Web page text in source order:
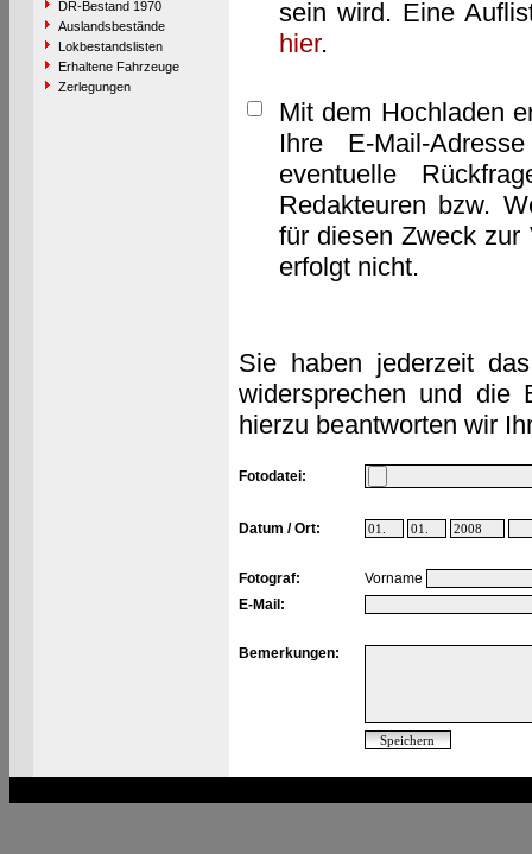
DR-Bestand 1970
Auslandsbestände
Lokbestandslisten
Erhaltene Fahrzeuge
Zerlegungen
sein wird. Eine
hier.
Mit dem Hochladen
Ihre E-Mail-
eventuelle
Redakteuren bzw.
für diesen Zweck zur
erfolgt nicht.
Sie haben jederzeit
widersprechen und die
hierzu beantworten wir
Fotodatei:
Datum / Ort:
Fotograf:
Vorname
E-Mail:
Bemerkungen: